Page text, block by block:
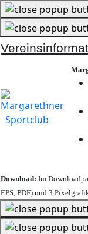
Download: Im
EPS, PDF) und 3